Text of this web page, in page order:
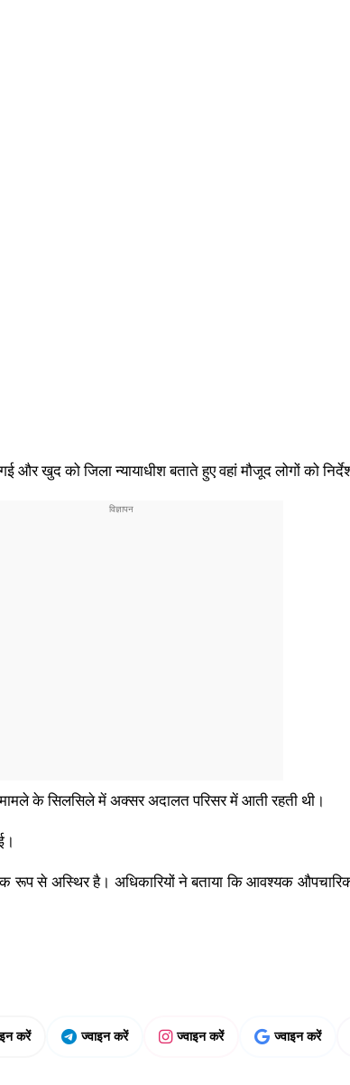
और खुद को जिला न्यायाधीश बताते हुए वहां मौजूद लोगों को
के सिलसिले में अक्सर अदालत परिसर में आती रहती थी।
रूप से अस्थिर है। अधिकारियों ने बताया कि आवश्यक
करें ज्वाइन करें ज्वाइन करें ज्वाइन करें